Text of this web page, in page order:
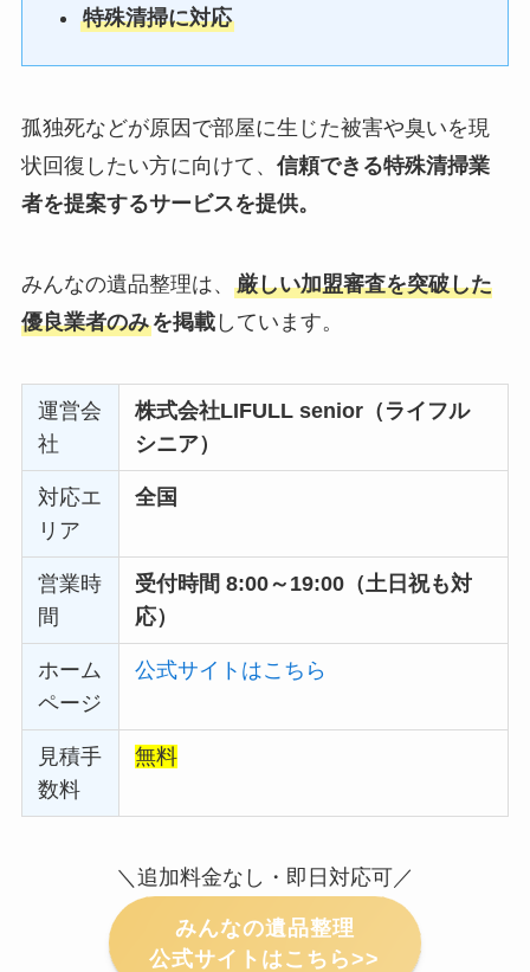
特殊清掃に対応
孤独死などが原因で部屋に生じた被害や臭いを現
状回復したい方に向けて、 信頼できる特殊清掃業
者を提案するサービスを提供。
みんなの遺品整理は、 厳しい加盟審査を突破した
優良業者のみを掲載しています。
運営会
社
株式会社LIFULL senior（ライフル
シニア）
対応エ
リア
全国
営業時
間
受付時間 8:00～19:00（土日祝も対
応）
ホーム
ページ
公式サイトはこちら
見積手
数料
無料
＼追加料金なし・即日対応可／
みんなの遺品整理
公式サイトはこちら>>